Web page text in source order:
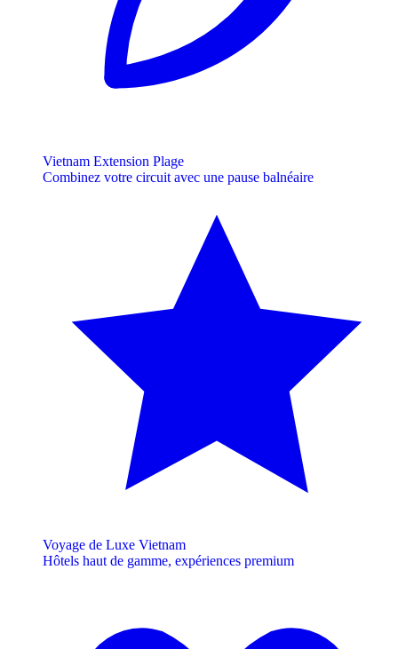
Vietnam Extension Plage
Combinez votre circuit avec une pause balnéaire
Voyage de Luxe Vietnam
Hôtels haut de gamme, expériences premium